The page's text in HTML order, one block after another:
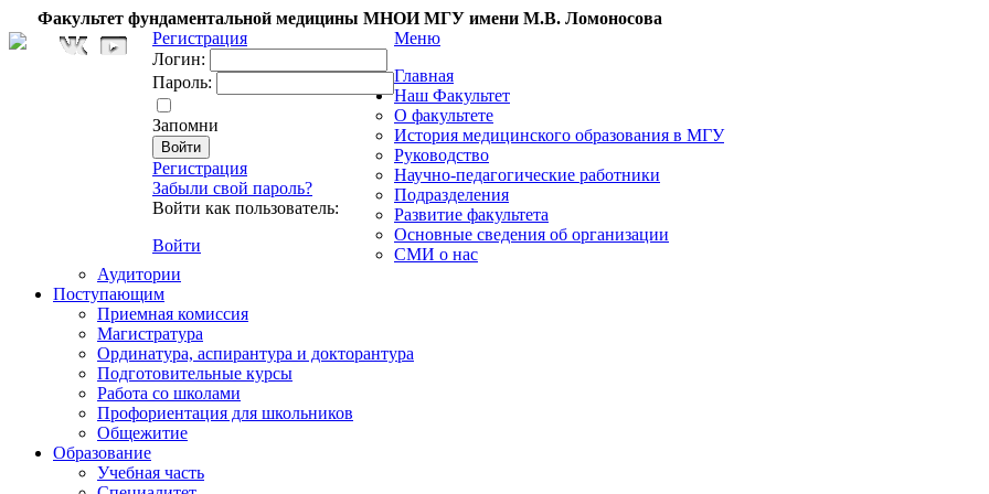
Факультет фундаментальной медицины МНОИ МГУ имени М.В. Ломоносова
Регистрация
Логин:
Пароль:
Запомни
Регистрация
Забыли свой пароль?
Войти как пользователь:
Войти
Меню
Главная
Наш Факультет
О факультете
История медицинского образования в МГУ
Руководство
Научно-педагогические работники
Подразделения
Развитие факультета
Основные сведения об организации
СМИ о нас
Аудитории
Поступающим
Приемная комиссия
Магистратура
Ординатура, аспирантура и докторантура
Подготовительные курсы
Работа со школами
Профориентация для школьников
Общежитие
Образование
Учебная часть